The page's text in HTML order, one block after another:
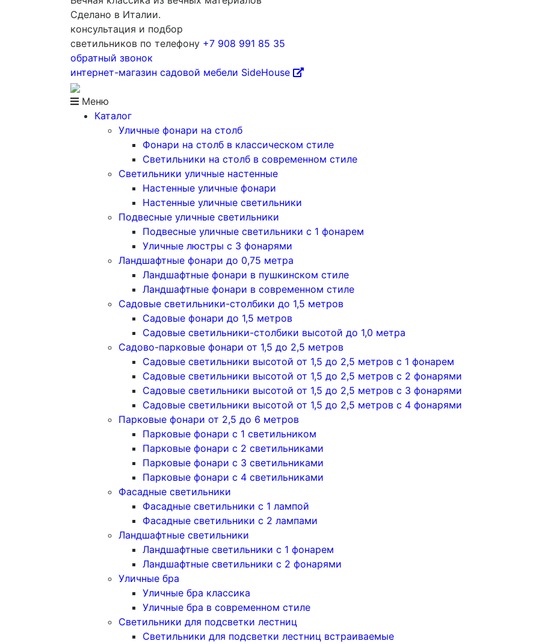
Сделано в Италии.
консультация и подбор
светильников по телефону +7 908 991 85 35
обратный звонок
интернет-магазин садовой мебели SideHouse
Меню
Каталог
Уличные фонари на столб
Фонари на столб в классическом стиле
Светильники на столб в современном стиле
Светильники уличные настенные
Настенные уличные фонари
Настенные уличные светильники
Подвесные уличные светильники
Подвесные уличные светильники с 1 фонарем
Уличные люстры с 3 фонарями
Ландшафтные фонари до 0,75 метра
Ландшафтные фонари в пушкинском стиле
Ландшафтные фонари в современном стиле
Садовые светильники-столбики до 1,5 метров
Садовые фонари до 1,5 метров
Садовые светильники-столбики высотой до 1,0 метра
Садово-парковые фонари от 1,5 до 2,5 метров
Садовые светильники высотой от 1,5 до 2,5 метров с 1 фонарем
Садовые светильники высотой от 1,5 до 2,5 метров с 2 фонарями
Садовые светильники высотой от 1,5 до 2,5 метров с 3 фонарями
Садовые светильники высотой от 1,5 до 2,5 метров с 4 фонарями
Парковые фонари от 2,5 до 6 метров
Парковые фонари с 1 светильником
Парковые фонари с 2 светильниками
Парковые фонари с 3 светильниками
Парковые фонари с 4 светильниками
Фасадные светильники
Фасадные светильники с 1 лампой
Фасадные светильники c 2 лампами
Ландшафтные светильники
Ландшафтные светильники с 1 фонарем
Ландшафтные светильники с 2 фонарями
Уличные бра
Уличные бра классика
Уличные бра в современном стиле
Светильники для подсветки лестниц
Светильники для подсветки лестниц встраиваемые